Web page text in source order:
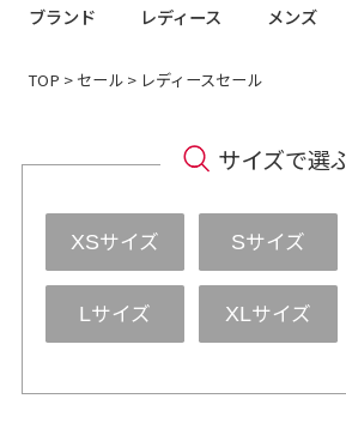
ブランド レディース メンズ
TOP > セール> レディースセール
サイズで選
XSサイズ Sサイズ
Lサイズ XLサイズ